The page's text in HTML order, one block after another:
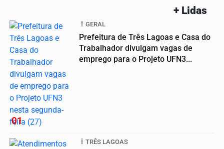
+ Lidas
01
GERAL
Prefeitura de Três Lagoas e Casa do
Trabalhador divulgam vagas de
emprego para o Projeto UFN3...
TRÊS LAGOAS